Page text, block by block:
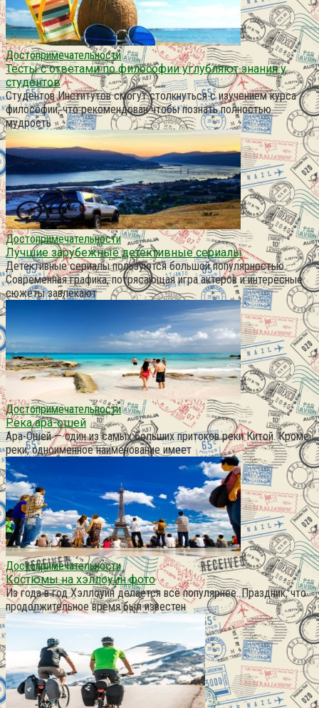
Достопримечательности
Тесты с ответами по философии углубляют знания у
студентов
Студентов Институтов смогут столкнуться с изучением курса
философии, что рекомендован чтобы познать полностью
мудрость
Достопримечательности
Лучшие зарубежные детективные сериалы
Детективные сериалы пользуются большой популярностью.
Современная графика, потрясающая игра актеров и интересные
сюжеты завлекают
Достопримечательности
Река ара-ошей
Ара-Ошей — один из самых больших притоков реки Китой. Кроме
реки, одноименное наименование имеет
Достопримечательности
Костюмы на хэллоуин фото
Из года в год Хэллоуин делается всё популярнее. Праздник, что
продолжительное время был известен